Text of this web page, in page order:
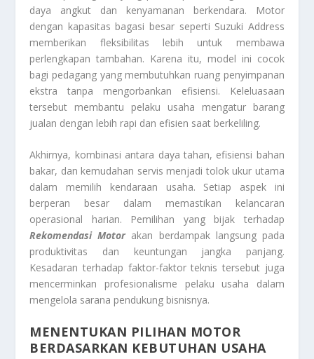
daya angkut dan kenyamanan berkendara. Motor
dengan kapasitas bagasi besar seperti Suzuki Address
memberikan fleksibilitas lebih untuk membawa
perlengkapan tambahan. Karena itu, model ini cocok
bagi pedagang yang membutuhkan ruang penyimpanan
ekstra tanpa mengorbankan efisiensi. Keleluasaan
tersebut membantu pelaku usaha mengatur barang
jualan dengan lebih rapi dan efisien saat berkeliling.
Akhirnya, kombinasi antara daya tahan, efisiensi bahan
bakar, dan kemudahan servis menjadi tolok ukur utama
dalam memilih kendaraan usaha. Setiap aspek ini
berperan besar dalam memastikan kelancaran
operasional harian. Pemilihan yang bijak terhadap
Rekomendasi Motorakan berdampak langsung pada
produktivitas dan keuntungan jangka panjang.
Kesadaran terhadap faktor-faktor teknis tersebut juga
mencerminkan profesionalisme pelaku usaha dalam
mengelola sarana pendukung bisnisnya.
MENENTUKAN PILIHAN MOTOR
BERDASARKAN KEBUTUHAN USAHA